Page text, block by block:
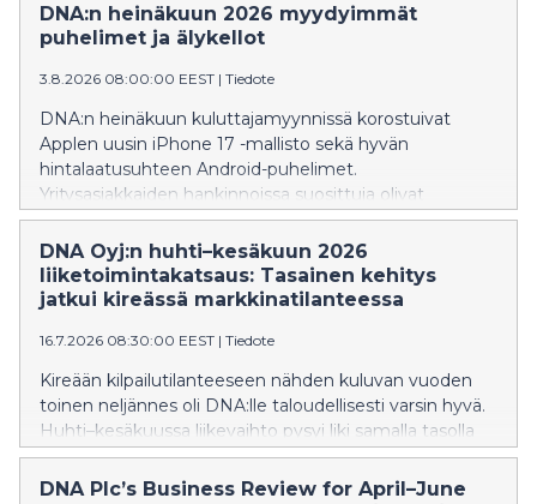
DNA:n heinäkuun 2026 myydyimmät
puhelimet ja älykellot
3.8.2026 08:00:00 EEST | Tiedote
DNA:n heinäkuun kuluttajamyynnissä korostuivat
Applen uusin iPhone 17 -mallisto sekä hyvän
hintalaatusuhteen Android-puhelimet.
Yritysasiakkaiden hankinnoissa suosittuja olivat
edelleen premium-luokan älypuhelimet. Älykellojen
puolella lasten kellopuhelimet jatkoivat vahvaa
kasvuaan, ja ZTE K2 nousi myydyimmäksi laitteeksi jo
neljättä kuukautta peräkkäin
DNA Oyj:n huhti–kesäkuun 2026
liiketoimintakatsaus: Tasainen kehitys
jatkui kireässä markkinatilanteessa
16.7.2026 08:30:00 EEST | Tiedote
Kireään kilpailutilanteeseen nähden kuluvan vuoden
toinen neljännes oli DNA:lle taloudellisesti varsin hyvä.
Huhti–kesäkuussa liikevaihto pysyi liki samalla tasolla
vuodentakaiseen ajanjaksoon verrattuna. Käyttökate
kasvoi, erityisesti kun vertailussa huomioidaan DNA:n
DNA Plc’s Business Review for April–June